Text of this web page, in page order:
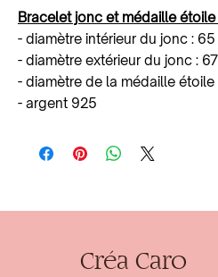
Bracelet jonc et médaille étoile
- diamètre intérieur du jonc : 65
- diamètre extérieur du jonc :
- diamètre de la médaille étoile
- argent 925
Créa Caro